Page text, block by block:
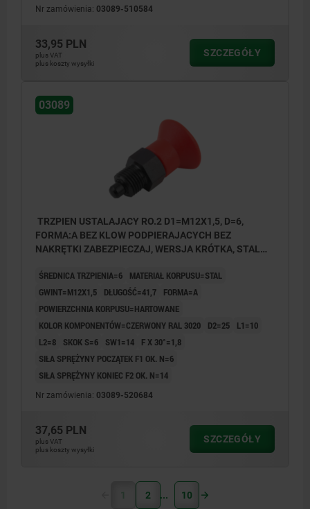
Nr zamówienia: 03089-510584
33,95 PLN
plus VAT
plus koszty wysyłki
SZCZEGÓŁY
03089
TRZPIEN USTALAJACY RO.2 D1=M12X1,5, D=6,
FORMA:A BEZ KLOW PODPIERAJACYCH BEZ
NAKRĘTKI ZABEZPIECZAJ, WERSJA KRÓTKA, STAL
RAL3020
ŚREDNICA TRZPIENIA=6
MATERIAŁ KORPUSU=STAL
GWINT=M12X1,5
DŁUGOŚĆ=41,7
FORMA=A
POWIERZCHNIA KORPUSU=HARTOWANE
KOLOR KOMPONENTÓW=CZERWONY RAL 3020
D2=25
L1=10
L2=8
SKOK S=6 SW1=14
F X 30°=1,8
SIŁA SPRĘŻYNY POCZĄTEK F1 OK. N=6
SIŁA SPRĘŻYNY KONIEC F2 OK. N=14
Nr zamówienia: 03089-520684
37,65 PLN
plus VAT
plus koszty wysyłki
SZCZEGÓŁY
1 2 10